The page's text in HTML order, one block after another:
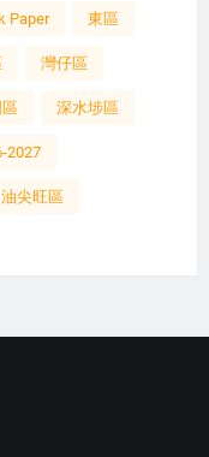
Paper 東區
灣仔區
深水埗區
2027
油尖旺區